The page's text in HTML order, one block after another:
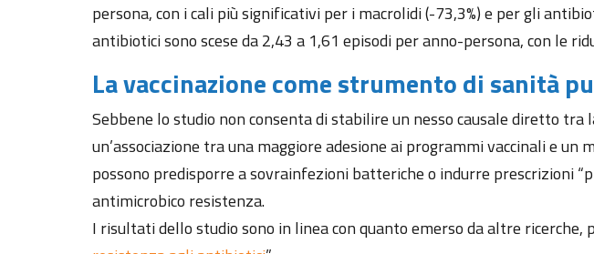
persona, con i cali più significativi per i macrolidi (-73,3%) e per gli
antibiotici sono scese da 2,43 a 1,61 episodi per anno-persona, con le
La vaccinazione come strumento di sanità
Sebbene lo studio non consenta di stabilire un nesso causale diretto
un’associazione tra una maggiore adesione ai programmi vaccinali e
possono predisporre a sovrainfezioni batteriche o indurre prescrizioni
antimicrobico resistenza.
I risultati dello studio sono in linea con quanto emerso da altre ricerche,